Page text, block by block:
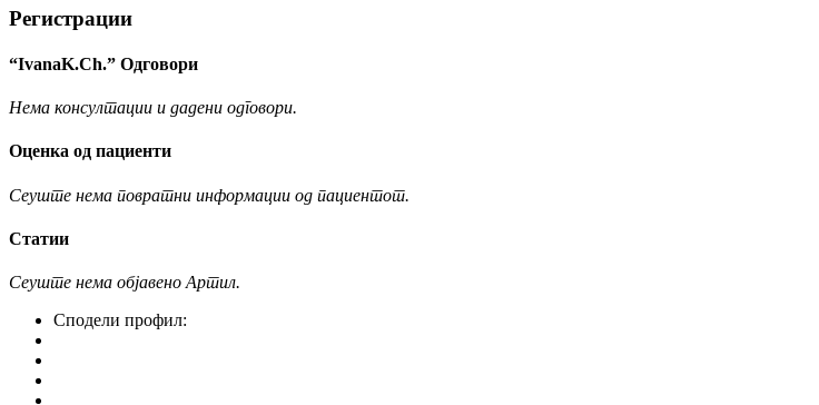
Регистрации
“IvanaK.Ch.” Одговори
Нема консултации и дадени одговори.
Оценка од пациенти
Сеуште нема повратни информации од пациентот.
Статии
Сеуште нема објавено Артил.
Сподели профил: